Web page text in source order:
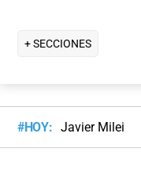
+ SECCIONES
#HOY: Javier Milei